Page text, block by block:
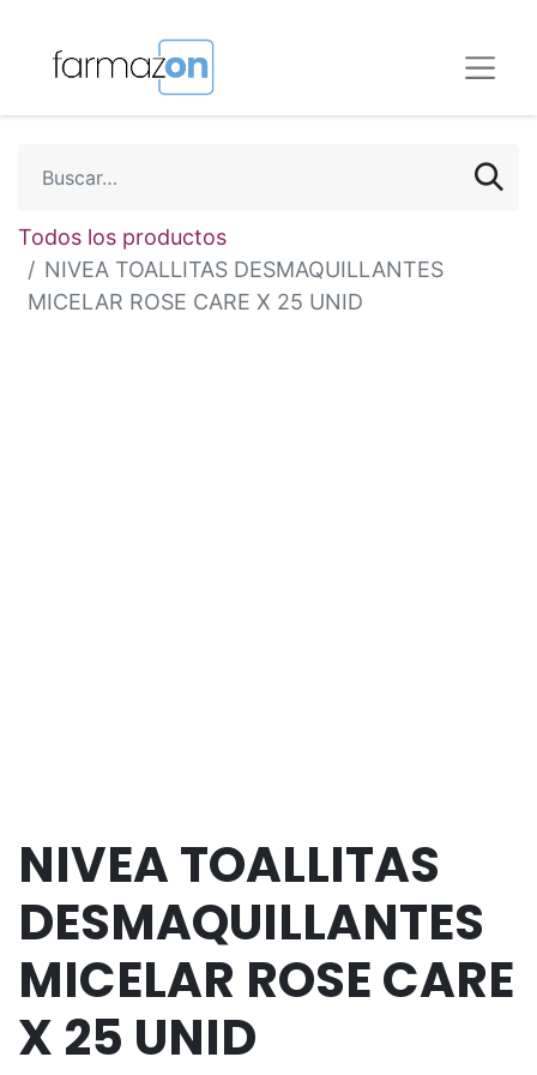
Todos los productos
NIVEA TOALLITAS DESMAQUILLANTES
MICELAR ROSE CARE X 25 UNID
NIVEA TOALLITAS
DESMAQUILLANTES
MICELAR ROSE CARE
X 25 UNID